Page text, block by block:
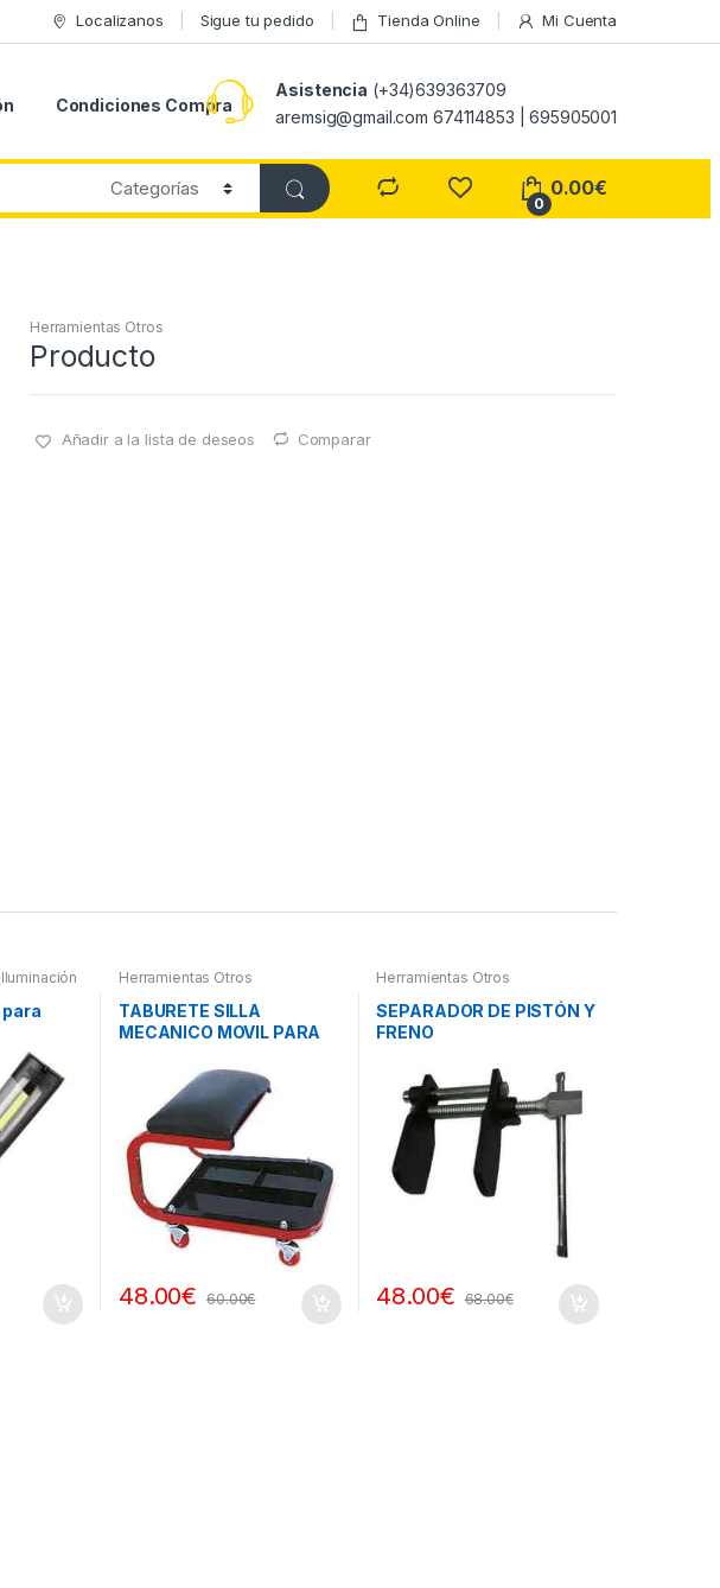
Localizanos Sigue tu pedido Tienda Online Mi Cuenta
Condiciones Compra
Asistencia (+34)639363709
aremsig@gmail.com 674114853 | 695905001
0
0.00€
Herramientas Otros
Producto
Añadir a la lista de deseos Comparar
Iluminación
Herramientas Otros
TABURETE SILLA
MECANICO MOVIL PARA
48.00€ 60.00€
Herramientas Otros
SEPARADOR DE PISTÓN Y
FRENO
48.00€ 68.00€